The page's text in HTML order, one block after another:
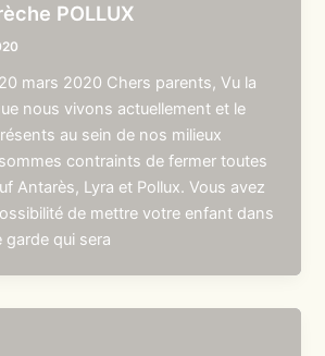
POLLUX
mars 2020 Chers parents, Vu la
nous vivons actuellement et le
au sein de nos milieux
contraints de fermer toutes
Antarès, Lyra et Pollux. Vous avez
de mettre votre enfant dans
qui sera